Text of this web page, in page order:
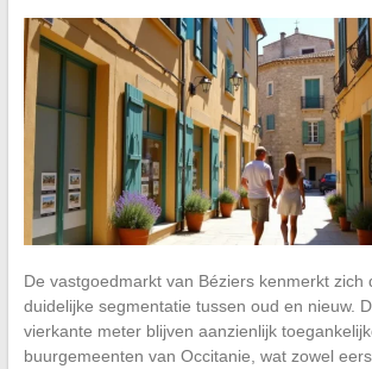
De vastgoedmarkt van Béziers kenmerkt zich
duidelijke segmentatie tussen oud en nieuw.
vierkante meter blijven aanzienlijk
buurgemeenten van Occitanie, wat zowel